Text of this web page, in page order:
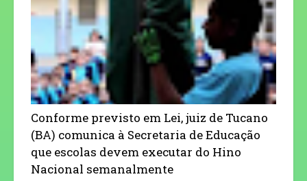
Conforme previsto em Lei, juiz de Tucano
(BA) comunica à Secretaria de Educação
que escolas devem executar do Hino
Nacional semanalmente